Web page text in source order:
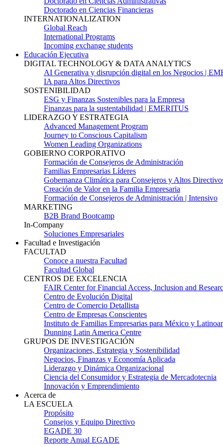
Doctorado en Ciencias Financieras
INTERNATIONALIZATION
Global Reach
International Programs
Incoming exchange students
Educación Ejecutiva
DIGITAL TECHNOLOGY & DATA ANALYTICS
AI Generativa y disrupción digital en los Negocios |
IA para Altos Directivos
SOSTENIBILIDAD
ESG y Finanzas Sostenibles para la Empresa
Finanzas para la sustentabilidad | EMERITUS
LIDERAZGO Y ESTRATEGIA
Advanced Management Program
Journey to Conscious Capitalism
Women Leading Organizations
GOBIERNO CORPORATIVO
Formación de Consejeros de Administración
Familias Empresarias Líderes
Gobernanza Climática para Consejeros y Altos
Creación de Valor en la Familia Empresaria
Formación de Consejeros de Administración | Intensivo
MARKETING
B2B Brand Bootcamp
In-Company
Soluciones Empresariales
Facultad e Investigación
FACULTAD
Conoce a nuestra Facultad
Facultad Global
CENTROS DE EXCELENCIA
FAIR Center for Financial Access, Inclusion and
Centro de Evolución Digital
Centro de Comercio Detallista
Centro de Empresas Conscientes
Instituto de Familias Empresarias para México y
Dunning Latin America Centre
GRUPOS DE INVESTIGACIÓN
Organizaciones, Estrategia y Sostenibilidad
Negocios, Finanzas y Economía Aplicada
Liderazgo y Dinámica Organizacional
Ciencia del Consumidor y Estrategia de Mercadotecnia
Innovación y Emprendimiento
Acerca de
LA ESCUELA
Propósito
Consejos y Equipo Directivo
EGADE 30
Reporte Anual EGADE